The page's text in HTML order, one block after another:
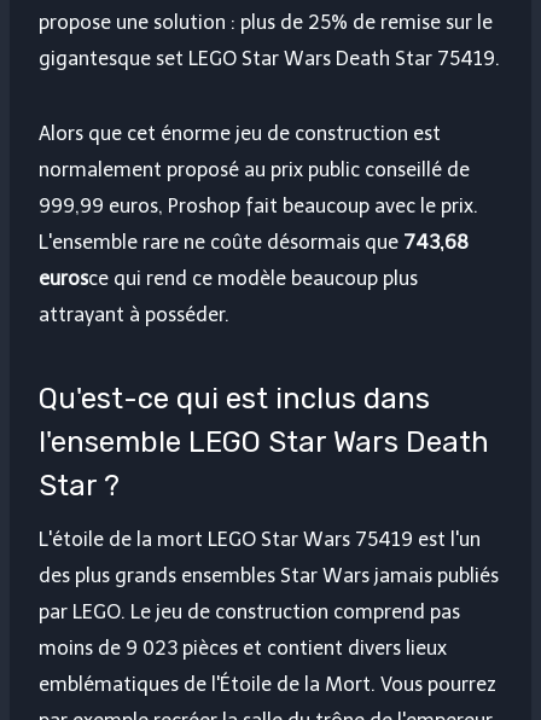
propose une solution : plus de 25% de remise sur le
gigantesque set LEGO Star Wars Death Star 75419.
Alors que cet énorme jeu de construction est
normalement proposé au prix public conseillé de
999,99 euros, Proshop fait beaucoup avec le prix.
L'ensemble rare ne coûte désormais que 743,68
eurosce qui rend ce modèle beaucoup plus
attrayant à posséder.
Qu'est-ce qui est inclus dans
l'ensemble LEGO Star Wars Death
Star ?
L'étoile de la mort LEGO Star Wars 75419 est l'un
des plus grands ensembles Star Wars jamais publiés
par LEGO. Le jeu de construction comprend pas
moins de 9 023 pièces et contient divers lieux
emblématiques de l'Étoile de la Mort. Vous pourrez